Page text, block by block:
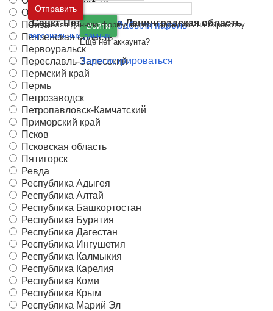
Москва и
Московская область
Санкт-Петербург иЛенинградская область
Войти Забыли пароль
Ещё нет аккаунта?
Зарегистрироваться
Орск
Пенза
Пензенская область
Первоуральск
Переславль-Залесский
Пермский край
Пермь
Петрозаводск
Петропавловск-Камчатский
Приморский край
Псков
Псковская область
Пятигорск
Ревда
Республика Адыгея
Республика Алтай
Республика Башкортостан
Республика Бурятия
Республика Дагестан
Республика Ингушетия
Республика Калмыкия
Республика Карелия
Республика Коми
Республика Крым
Республика Марий Эл
Отправить
Отправляя данную форму, вы соглашаетесь на обработку
персональных данных